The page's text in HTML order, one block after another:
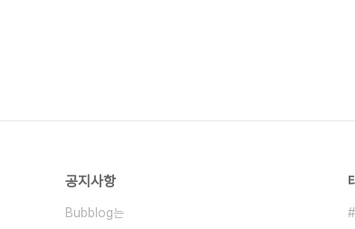
공지사항
Bubblog는